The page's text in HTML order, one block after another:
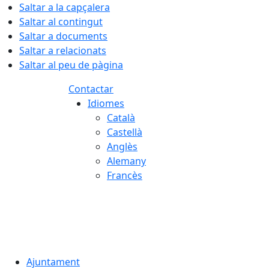
Saltar a la capçalera
Saltar al contingut
Saltar a documents
Saltar a relacionats
Saltar al peu de pàgina
Contactar
Idiomes
Català
Castellà
Anglès
Alemany
Francès
Ajuntament